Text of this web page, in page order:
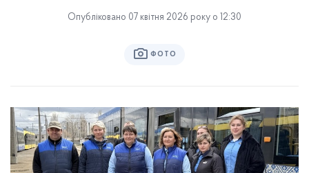
Опубліковано 07 квітня 2026 року о 12:30
ФОТО